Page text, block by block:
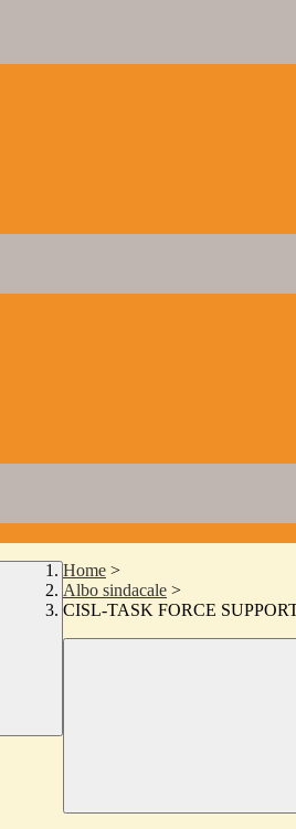
Home >
Albo sindacale >
CISL-TASK FORCE